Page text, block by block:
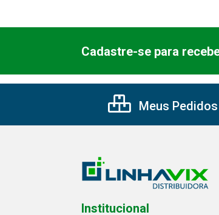
Cadastre-se para
Meus Pedidos
Institucional